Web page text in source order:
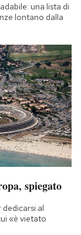
una lista di
lontano dalla
spiegato
dedicarsi al
«è vietato